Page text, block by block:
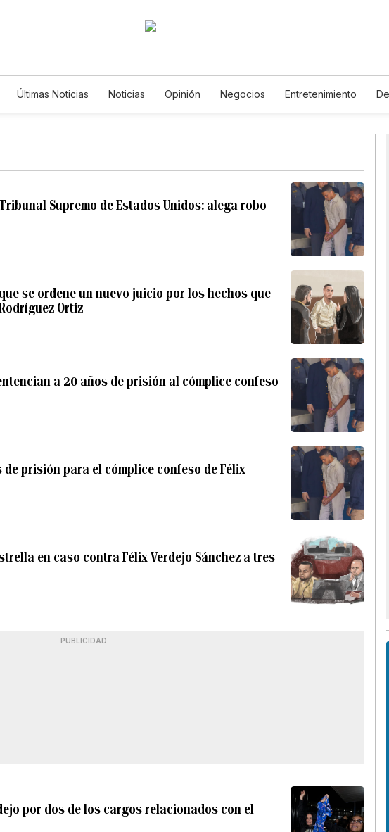
Últimas Noticias Noticias Opinión Negocios Entretenimiento
Supremo de Estados Unidos: alega robo
se ordene un nuevo juicio por los hechos que
Ortiz
a 20 años de prisión al cómplice confeso
prisión para el cómplice confeso de Félix
en caso contra Félix Verdejo Sánchez a tres
PUBLICIDAD
por dos de los cargos relacionados con el